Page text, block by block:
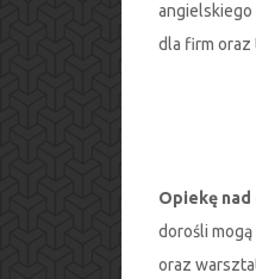
angielskiego
dla firm oraz
Opiekę nad
dorośli
oraz